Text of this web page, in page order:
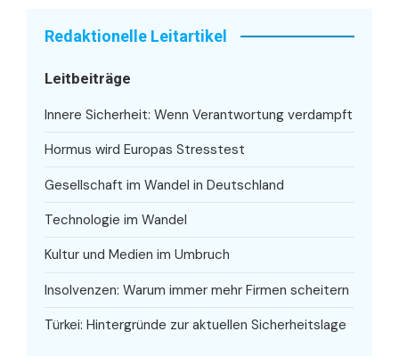
Redaktionelle Leitartikel
Leitbeiträge
Innere Sicherheit: Wenn Verantwortung verdampft
Hormus wird Europas Stresstest
Gesellschaft im Wandel in Deutschland
Technologie im Wandel
Kultur und Medien im Umbruch
Insolvenzen: Warum immer mehr Firmen scheitern
Türkei: Hintergründe zur aktuellen Sicherheitslage